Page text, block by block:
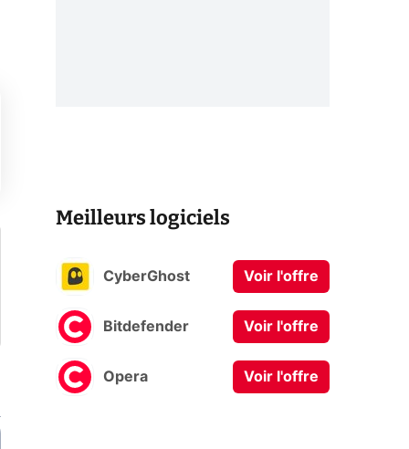
Meilleurs logiciels
CyberGhost Voir l'offre
Bitdefender Voir l'offre
Opera Voir l'offre